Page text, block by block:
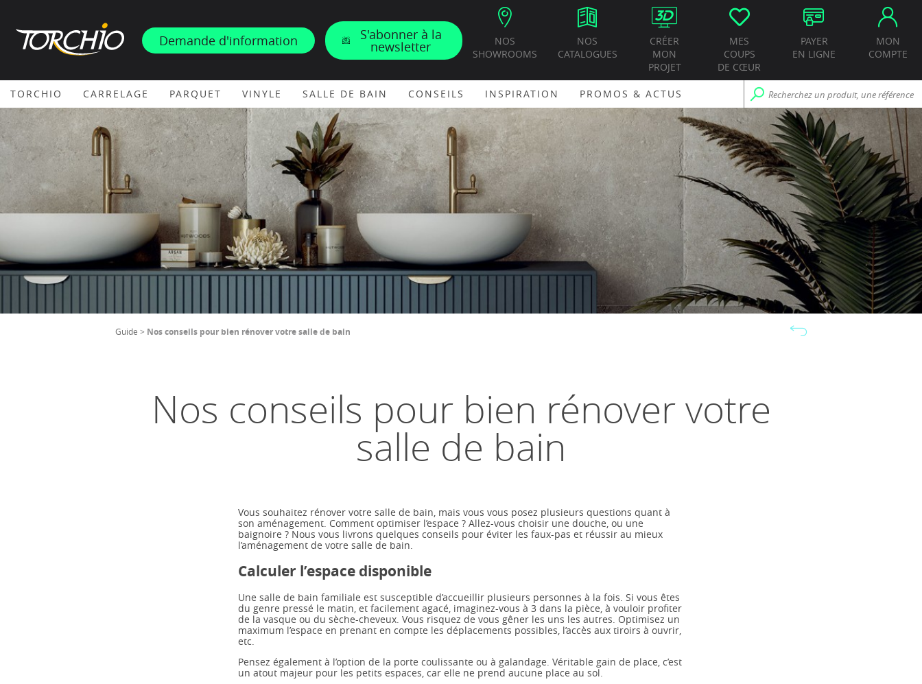
PROMOS & ACTUS Demande d'information S'abonner à la
newsletter
NOS
SHOWROOMS
NOS
CATALOGUES
CRÉER
MON
PROJET
MES
COUPS
DE CŒUR
PAYER
EN LIGNE
MON
COMPTE
TORCHIO CARRELAGE PARQUET VINYLE SALLE DE BAIN CONSEILS INSPIRATION PROMOS & ACTUS
Guide > Nos conseils pour bien rénover votre salle de bain
Nos conseils pour bien rénover votre
salle de bain
Vous souhaitez rénover votre salle de bain, mais vous vous posez plusieurs questions quant à
son aménagement. Comment optimiser l’espace ? Allez-vous choisir une douche, ou une
baignoire ? Nous vous livrons quelques conseils pour éviter les faux-pas et réussir au mieux
l’aménagement de votre salle de bain.
Calculer l’espace disponible
Une salle de bain familiale est susceptible d’accueillir plusieurs personnes à la fois. Si vous êtes
du genre pressé le matin, et facilement agacé, imaginez-vous à 3 dans la pièce, à vouloir profiter
de la vasque ou du sèche-cheveux. Vous risquez de vous gêner les uns les autres. Optimisez un
maximum l’espace en prenant en compte les déplacements possibles, l’accès aux tiroirs à ouvrir,
etc.
Pensez également à l’option de la porte coulissante ou à galandage. Véritable gain de place, c’est
un atout majeur pour les petits espaces, car elle ne prend aucune place au sol.